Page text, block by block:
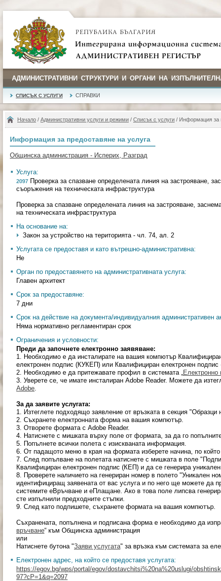
АДМИНИСТРАТИВНИ СТРУКТУРИ И ОРГАНИ НА
СПИСЪК С УСЛУГИ СПРАВКИ
Начало / Административни услуги и режими / Списък с услуги / Информация за
Информация за предоставяне на услуга
Общинска администрация - Исперих, Разград
Услуга:
2097 Проверка за спазване определената линия на застрояване,
съоръжения на техническата инфраструктура
Проверка за спазване определената линия на застрояване,
на техническата инфраструктура
На основание на:
Закон за устройство на територията - чл. 74, ал. 2
Услугата се предоставя и като вътрешно-административна:
Не
Орган по предоставянето на административната услуга:
Главен архитект
Срок за предоставяне:
7 дни
Срок на действие на документа/индивидуалния административен
Няма нормативно регламентиран срок
Ограничения и условности:
Преди да започнете електронно заявяване:
1. Необходимо е да инсталирате на вашия компютър
електронен подпис (КУКЕП) или Квалифициран електронен
2. Необходимо е да притежавате профил в системата „Електронно
3. Уверете се, че имате инсталиран Adobe Reader. Можете да
Adobe.
За да заявите услугата:
1. Изтеглете подходящо заявление от връзката в секция "Образци
2. Съхранете електронната форма на вашия компютър.
3. Отворете формата с Adobe Reader.
4. Натиснете с мишката върху поле от формата, за да го
5. Попълнете всички полета с изискваната информация.
6. От падащото меню в края на формата изберете начина, по
7. След попълване на полетата натиснете с мишката в поле
Квалифициран електронен подпис (КЕП) и да се генерира
8. Проверете наличието на генериран номер в полето "Уникален
идентифициращ заявената от вас услуга и по него ще можете да
системите еВръчване и еПлащане. Ако в това поле липсва
сте изпълнили предходните стъпки.
9. След като подпишете, съхранете формата на вашия компютър.
Съхранената, попълнена и подписана форма е необходимо да
връчване“ към Общинска администрация
или
Натиснете бутона "Заяви услугата" за връзка към системата за
Електронен адрес, на който се предоставя услугата:
https://egov.bg/wps/portal/egov/dostavchitsi%20na%20uslugi/
97?cP=1&q=2097